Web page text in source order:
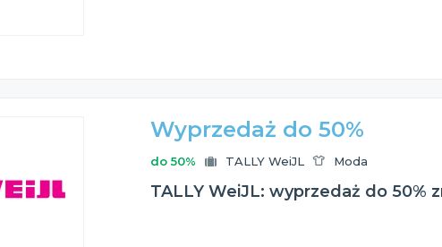
Wyprzedaż do 50%
do 50% TALLY WeiJL Moda
TALLY WeiJL: wyprzedaż do 50%